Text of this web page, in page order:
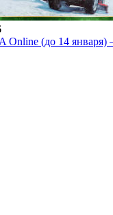
Online (до 14 января)